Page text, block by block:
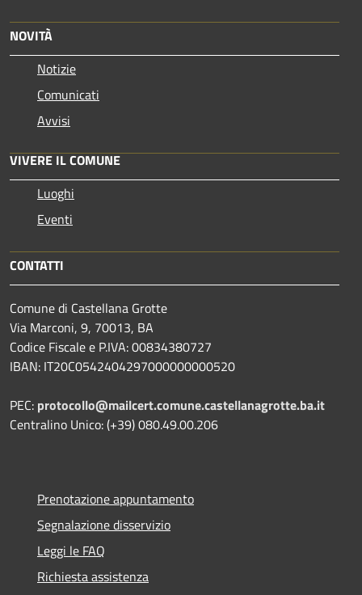
NOVITÀ
Notizie
Comunicati
Avvisi
VIVERE IL COMUNE
Luoghi
Eventi
CONTATTI
Comune di Castellana Grotte
Via Marconi, 9, 70013, BA
Codice Fiscale e P.IVA: 00834380727
IBAN: IT20C0542404297000000000520
PEC: protocollo@mailcert.comune.castellanagrotte.ba.it
Centralino Unico: (+39) 080.49.00.206
Prenotazione appuntamento
Segnalazione disservizio
Leggi le FAQ
Richiesta assistenza